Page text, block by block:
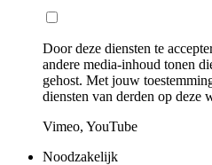
Door deze diensten te
andere media-inhoud tonen
gehost. Met jouw
diensten van derden op deze
Vimeo, YouTube
Noodzakelijk